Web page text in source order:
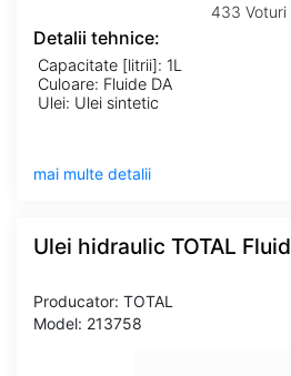
433 Voturi
Detalii tehnice:
Capacitate [litrii]: 1L
Culoare: Fluide DA
Ulei: Ulei sintetic
mai multe detalii
Ulei hidraulic TOTAL
Producator: TOTAL
Model: 213758